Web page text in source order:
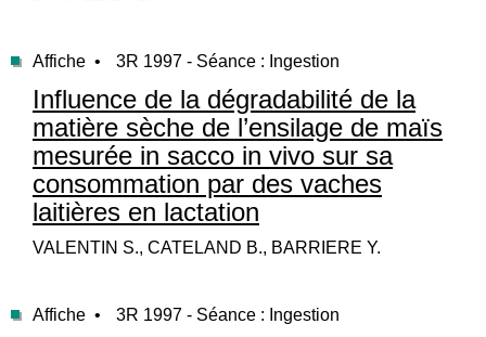
Affiche • 3R 1997 - Séance : Ingestion
Influence de la dégradabilité de la
matière sèche de l’ensilage de maïs
mesurée in sacco in vivo sur sa
consommation par des vaches
laitières en lactation
VALENTIN S., CATELAND B., BARRIERE Y.
Affiche • 3R 1997 - Séance : Ingestion